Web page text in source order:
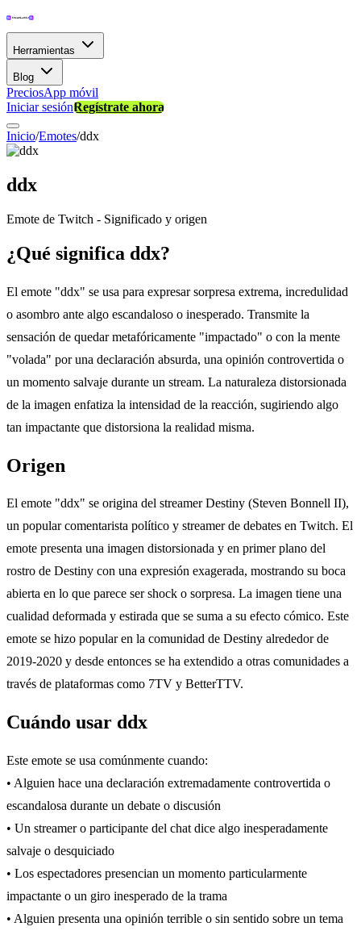
Herramientas
Blog
PreciosApp móvil
Iniciar sesiónRegístrate ahora
Inicio/Emotes/ddx
ddx
Emote de Twitch - Significado y origen
¿Qué significa ddx?
El emote "ddx" se usa para expresar sorpresa extrema, incredulidad
o asombro ante algo escandaloso o inesperado. Transmite la
sensación de quedar metafóricamente "impactado" o con la mente
"volada" por una declaración absurda, una opinión controvertida o
un momento salvaje durante un stream. La naturaleza distorsionada
de la imagen enfatiza la intensidad de la reacción, sugiriendo algo
tan impactante que distorsiona la realidad misma.
Origen
El emote "ddx" se origina del streamer Destiny (Steven Bonnell II),
un popular comentarista político y streamer de debates en Twitch. El
emote presenta una imagen distorsionada y en primer plano del
rostro de Destiny con una expresión exagerada, mostrando su boca
abierta en lo que parece ser shock o sorpresa. La imagen tiene una
cualidad deformada y estirada que se suma a su efecto cómico. Este
emote se hizo popular en la comunidad de Destiny alrededor de
2019-2020 y desde entonces se ha extendido a otras comunidades a
través de plataformas como 7TV y BetterTTV.
Cuándo usar ddx
Este emote se usa comúnmente cuando:
• Alguien hace una declaración extremadamente controvertida o
escandalosa durante un debate o discusión
• Un streamer o participante del chat dice algo inesperadamente
salvaje o desquiciado
• Los espectadores presencian un momento particularmente
impactante o un giro inesperado de la trama
• Alguien presenta una opinión terrible o sin sentido sobre un tema